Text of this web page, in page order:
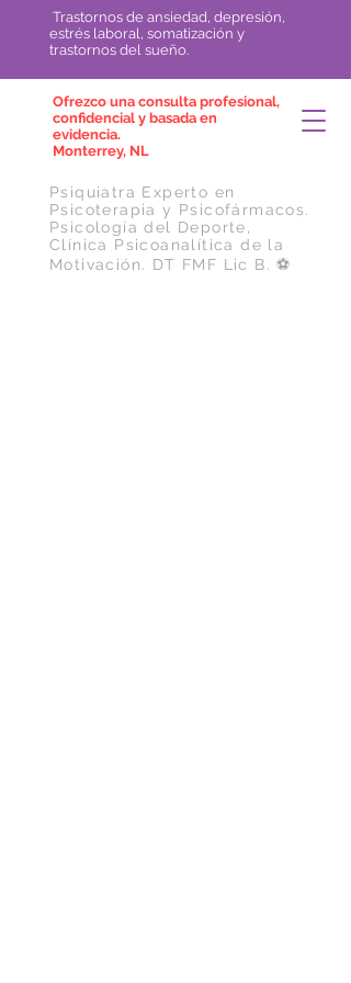
Trastornos de ansiedad, depresión,
estrés laboral, somatización y
trastornos del sueño.
Psiquiatra Experto en
Psicoterapia y Psicofármacos.
Psicología del Deporte,
Clínica Psicoanalítica de la
Motivación. DT FMF Lic B. ⚽️
Ofrezco una consulta profesional,
confidencial y basada en
evidencia.
Monterrey, NL